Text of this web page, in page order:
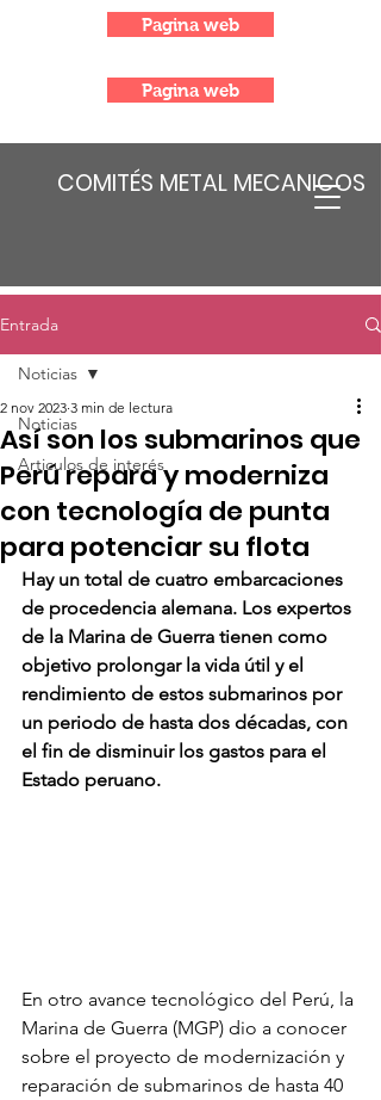
COMITÉS METAL MECANICOS
Pagina web
Pagina web
Entrada
Noticias
Articulos de interés
Noticias
Así son los submarinos que
Perú repara y moderniza
con tecnología de punta
para potenciar su flota
2 nov 2023 3 min de lectura
Hay un total de cuatro embarcaciones
de procedencia alemana. Los expertos
de la Marina de Guerra tienen como
objetivo prolongar la vida útil y el
rendimiento de estos submarinos por
un periodo de hasta dos décadas, con
el fin de disminuir los gastos para el
Estado peruano.
En otro avance tecnológico del Perú, la
Marina de Guerra (MGP) dio a conocer
sobre el proyecto de modernización y
reparación de submarinos de hasta 40